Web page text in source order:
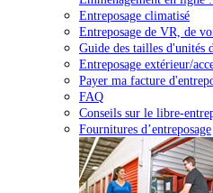
Entreposage climatisé
Entreposage de VR, de
Guide des tailles d'unités
Entreposage extérieur/
Payer ma facture
FAQ
Conseils sur le libre-
Fournitures d’entreposage